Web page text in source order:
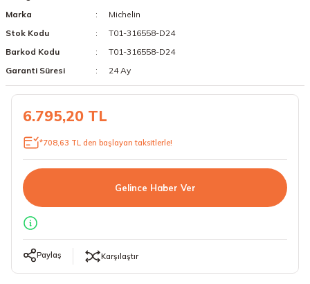
19 Lastikler
20 Lastikler
23 Lastikler
Marka
Michelin
Stok Kodu
T01-316558-D24
Barkod Kodu
T01-316558-D24
Garanti Süresi
24 Ay
6.795,20 TL
*708,63 TL den başlayan taksitlerle!
Gelince Haber Ver
Paylaş Karşılaştır